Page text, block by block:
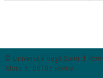
© Università degli Studi di
Moro 5, 00185 Roma